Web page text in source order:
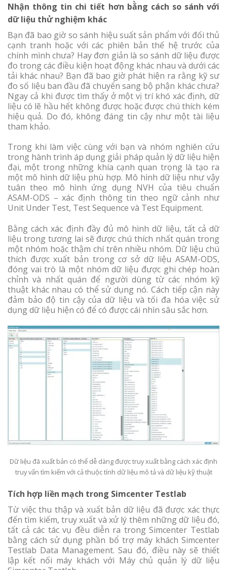
Nhận thông tin chi tiết hơn bằng cách so sánh với
dữ liệu thử nghiệm khác
Bạn đã bao giờ so sánh hiệu suất sản phẩm với đối thủ
cạnh tranh hoặc với các phiên bản thế hệ trước của
chính mình chưa? Hay đơn giản là so sánh dữ liệu được
đo trong các điều kiện hoạt động khác nhau và dưới các
tải khác nhau? Bạn đã bao giờ phát hiện ra rằng kỹ sư
đo số liệu ban đầu đã chuyển sang bộ phận khác chưa?
Ngay cả khi được tìm thấy ở một vị trí khó xác định, dữ
liệu có lẽ hầu hết không được hoặc được chú thích kém
hiệu quả. Do đó, không đáng tin cậy như một tài liệu
tham khảo.
Trong khi làm việc cùng với bạn và nhóm nghiên cứu
trong hành trình áp dụng giải pháp quản lý dữ liệu hiện
đại, một trong những khía cạnh quan trọng là tạo ra
một mô hình dữ liệu phù hợp. Mô hình dữ liệu như vậy
tuân theo mô hình ứng dụng NVH của tiêu chuẩn
ASAM-ODS – xác định thông tin theo ngữ cảnh như
Unit Under Test, Test Sequence và Test Equipment.
Bằng cách xác định đầy đủ mô hình dữ liệu, tất cả dữ
liệu trong tương lai sẽ được chú thích nhất quán trong
một nhóm hoặc thậm chí trên nhiều nhóm. Dữ liệu chú
thích được xuất bản trong cơ sở dữ liệu ASAM-ODS,
đóng vai trò là một nhóm dữ liệu được ghi chép hoàn
chỉnh và nhất quán để người dùng từ các nhóm kỹ
thuật khác nhau có thể sử dụng nó. Cách tiếp cận này
đảm bảo độ tin cậy của dữ liệu và tối đa hóa việc sử
dụng dữ liệu hiện có để có được cái nhìn sâu sắc hơn.
Dữ liệu đã xuất bản có thể dễ dàng được truy xuất bằng cách xác định
truy vấn tìm kiếm với cả thuộc tính dữ liệu mô tả và dữ liệu kỹ thuật
Tích hợp liền mạch trong Simcenter Testlab
Từ việc thu thập và xuất bản dữ liệu đã được xác thực
đến tìm kiếm, truy xuất và xử lý thêm những dữ liệu đó,
tất cả các tác vụ đều diễn ra trong Simcenter Testlab
bằng cách sử dụng phần bổ trợ máy khách Simcenter
Testlab Data Management. Sau đó, điều này sẽ thiết
lập kết nối máy khách với Máy chủ quản lý dữ liệu